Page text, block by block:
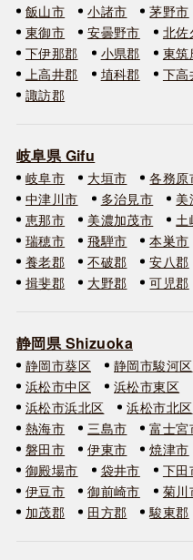
飯山市
小諸市 茅野市
東御市
安曇野市 北佐
下伊那郡
小県郡 東筑
上高井郡
埴科郡 下高
諏訪郡
岐阜県 Gifu
岐阜市 大垣市 各務原
中津川市
多治見市 美
恵那市
美濃加茂市 土
瑞穂市
飛騨市 本巣市
養老郡
不破郡 安八郡
揖斐郡
大野郡 可児郡
静岡県 Shizuoka
静岡市葵区 静岡市駿河区
浜松市中区
浜松市東区
浜松市浜北区
浜松市北区
熱海市
三島市 富士宮
磐田市
伊東市 焼津市
御殿場市
袋井市 下田
伊豆市
御前崎市 菊川
加茂郡
田方郡 駿東郡